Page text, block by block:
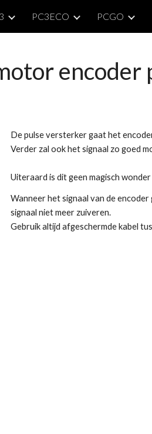
main content
PC3ECO PCGO
De pulse versterker gaat het
Verder zal ook het signaal zo goed
Uiteraard is dit geen magisch wonder
Wanneer het signaal van de
signaal niet meer zuiveren.
Gebruik altijd afgeschermde kabel